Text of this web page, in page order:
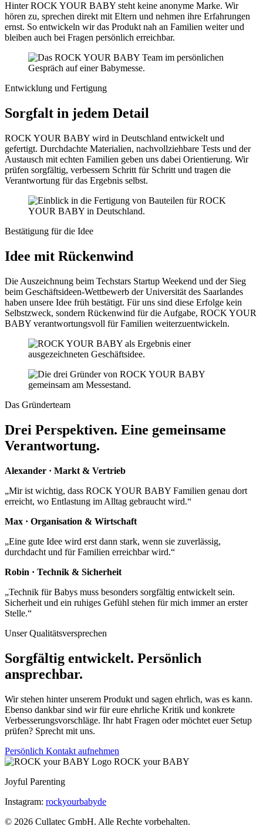
Hinter ROCK YOUR BABY steht keine anonyme Marke. Wir
hören zu, sprechen direkt mit Eltern und nehmen ihre Erfahrungen
ernst. So entwickeln wir das Produkt nah an Familien weiter und
bleiben auch bei Fragen persönlich erreichbar.
Entwicklung und Fertigung
Sorgfalt in jedem Detail
ROCK YOUR BABY wird in Deutschland entwickelt und
gefertigt. Durchdachte Materialien, nachvollziehbare Tests und der
Austausch mit echten Familien geben uns dabei Orientierung. Wir
prüfen sorgfältig, verbessern Schritt für Schritt und tragen die
Verantwortung für das Ergebnis selbst.
Bestätigung für die Idee
Idee mit Rückenwind
Die Auszeichnung beim Techstars Startup Weekend und der Sieg
beim Geschäftsideen-Wettbewerb der Universität des Saarlandes
haben unsere Idee früh bestätigt. Für uns sind diese Erfolge kein
Selbstzweck, sondern Rückenwind für die Aufgabe, ROCK YOUR
BABY verantwortungsvoll für Familien weiterzuentwickeln.
Das Gründerteam
Drei Perspektiven. Eine gemeinsame
Verantwortung.
Alexander · Markt & Vertrieb
„Mir ist wichtig, dass ROCK YOUR BABY Familien genau dort
erreicht, wo Entlastung im Alltag gebraucht wird.“
Max · Organisation & Wirtschaft
„Eine gute Idee wird erst dann stark, wenn sie zuverlässig,
durchdacht und für Familien erreichbar wird.“
Robin · Technik & Sicherheit
„Technik für Babys muss besonders sorgfältig entwickelt sein.
Sicherheit und ein ruhiges Gefühl stehen für mich immer an erster
Stelle.“
Unser Qualitätsversprechen
Sorgfältig entwickelt. Persönlich
ansprechbar.
Wir stehen hinter unserem Produkt und sagen ehrlich, was es kann.
Ebenso dankbar sind wir für eure ehrliche Kritik und konkrete
Verbesserungsvorschläge. Ihr habt Fragen oder möchtet euer Setup
prüfen? Sprecht mit uns.
Persönlich Kontakt aufnehmen
ROCK your BABY
Joyful Parenting
Instagram: rockyourbabyde
© 2026 Cullatec GmbH. Alle Rechte vorbehalten.